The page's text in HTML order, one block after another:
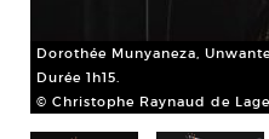
Dorothée Munyaneza,
Durée 1h15.
© Christophe Raynaud de